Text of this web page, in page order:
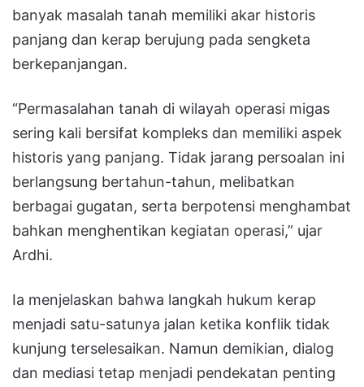
banyak masalah tanah memiliki akar historis
panjang dan kerap berujung pada sengketa
berkepanjangan.
“Permasalahan tanah di wilayah operasi migas
sering kali bersifat kompleks dan memiliki aspek
historis yang panjang. Tidak jarang persoalan ini
berlangsung bertahun-tahun, melibatkan
berbagai gugatan, serta berpotensi menghambat
bahkan menghentikan kegiatan operasi,” ujar
Ardhi.
Ia menjelaskan bahwa langkah hukum kerap
menjadi satu-satunya jalan ketika konflik tidak
kunjung terselesaikan. Namun demikian, dialog
dan mediasi tetap menjadi pendekatan penting